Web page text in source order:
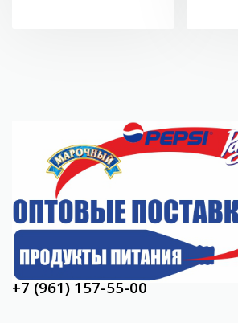
150018, Ярославль,
Optovaya.set@yandex.ru
Отдел продаж:
+7 (4852) 72-93-17
+7 (961) 157-55-00